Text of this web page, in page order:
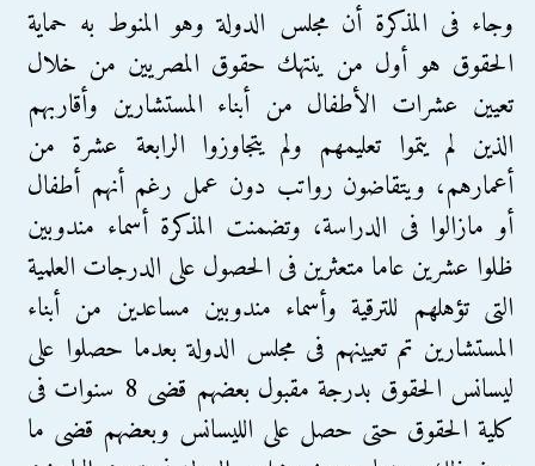
وجاء فى المذكرة أن مجلس الدولة وهو المنوط به حماية
الحقوق هو أول من ينتهك حقوق المصريين من خلال
تعيين عشرات الأطفال من أبناء المستشارين وأقاربهم
الذين لم يتموا تعليمهم ولم يتجاوزوا الرابعة عشرة من
أعمارهم، ويتقاضون رواتب دون عمل رغم أنهم أطفال
أو مازالوا فى الدراسة، وتضمنت المذكرة أسماء مندوبين
ظلوا عشرين عاما متعثرين فى الحصول على الدرجات العلمية
التى تؤهلهم للترقية وأسماء مندوبين مساعدين من أبناء
المستشارين تم تعيينهم فى مجلس الدولة بعدما حصلوا على
ليسانس الحقوق بدرجة مقبول بعضهم قضى 8 سنوات فى
كلية الحقوق حتى حصل على الليسانس وبعضهم قضى ما